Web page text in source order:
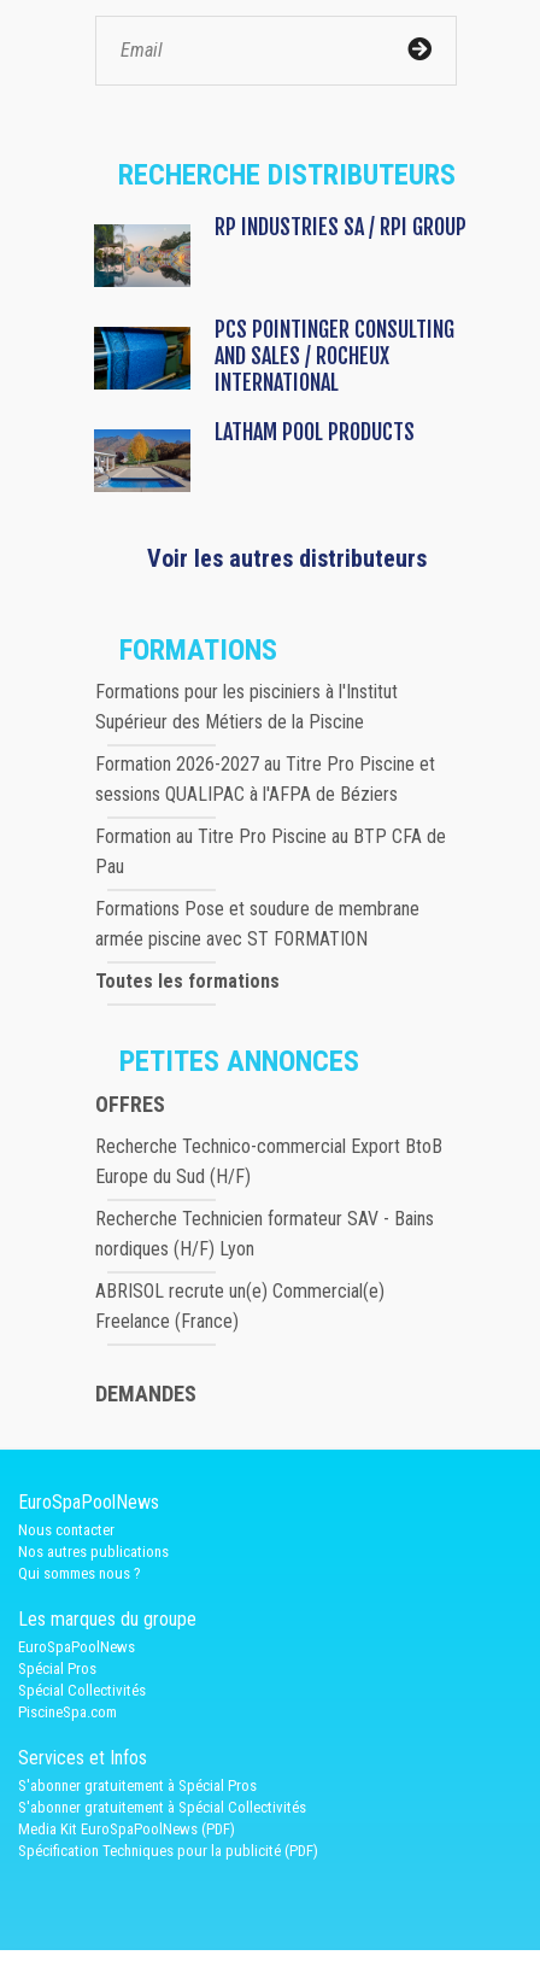
RECHERCHE DISTRIBUTEURS
RP INDUSTRIES SA / RPI GROUP
PCS POINTINGER CONSULTING
AND SALES / ROCHEUX
INTERNATIONAL
LATHAM POOL PRODUCTS
Voir les autres distributeurs
FORMATIONS
Formations pour les pisciniers à l'Institut
Supérieur des Métiers de la Piscine
Formation 2026-2027 au Titre Pro Piscine et
sessions QUALIPAC à l'AFPA de Béziers
Formation au Titre Pro Piscine au BTP CFA de
Pau
Formations Pose et soudure de membrane
armée piscine avec ST FORMATION
Toutes les formations
PETITES ANNONCES
OFFRES
Recherche Technico-commercial Export BtoB
Europe du Sud (H/F)
Recherche Technicien formateur SAV - Bains
nordiques (H/F) Lyon
ABRISOL recrute un(e) Commercial(e)
Freelance (France)
DEMANDES
EuroSpaPoolNews
Nous contacter
Nos autres publications
Qui sommes nous ?
Les marques du groupe
EuroSpaPoolNews
Spécial Pros
Spécial Collectivités
PiscineSpa.com
Services et Infos
S'abonner gratuitement à Spécial Pros
S'abonner gratuitement à Spécial Collectivités
Media Kit EuroSpaPoolNews (PDF)
Spécification Techniques pour la publicité (PDF)